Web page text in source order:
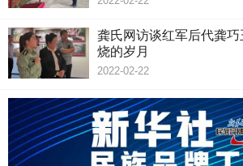
龚氏网访谈红军后代龚
烧的岁月
2022-02-22